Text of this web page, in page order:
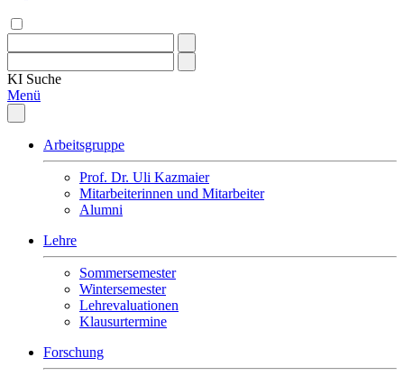
KI Suche
Menü
Arbeitsgruppe
Prof. Dr. Uli Kazmaier
Mitarbeiterinnen und Mitarbeiter
Alumni
Lehre
Sommersemester
Wintersemester
Lehrevaluationen
Klausurtermine
Forschung